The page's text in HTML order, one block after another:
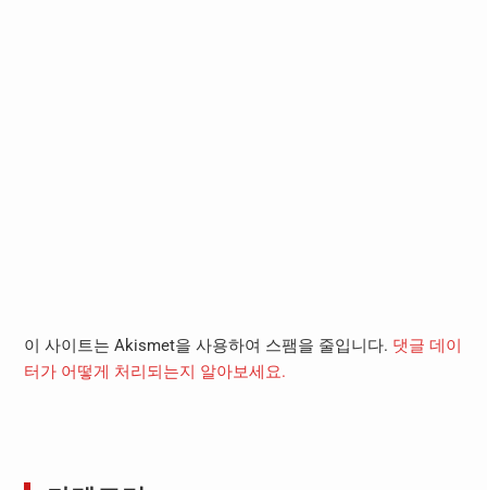
이 사이트는 Akismet을 사용하여 스팸을 줄입니다. 댓글 데이
터가 어떻게 처리되는지 알아보세요.